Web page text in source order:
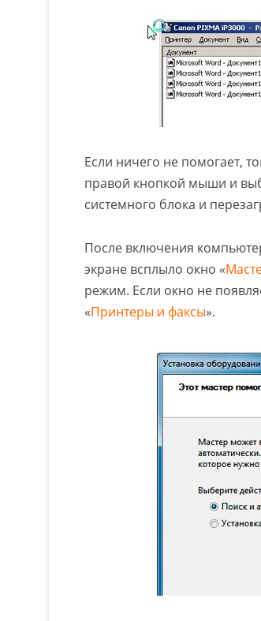
Если ничего не помогает,
правой кнопкой мыши и
системного блока и
После включения
экране всплыло окно «
режим. Если окно не
«Принтеры и факсы».